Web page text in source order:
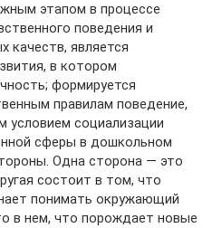
этапом в процессе
поведения и
качеств, является
в котором
формируется
правилам поведение,
социализации
сферы в дошкольном
Одна сторона — это
состоит в том, что
понимать окружающий
в нем, что порождает новые